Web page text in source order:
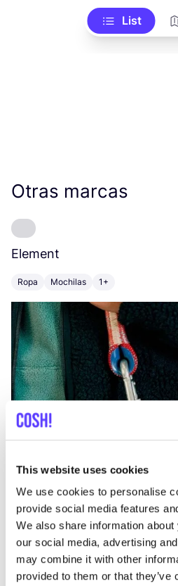
This website uses cookies
We use cookies to personalise
provide social media features
We also share information
our social media, advertising
may combine it with other
provided to them or that
List
Otras marcas
Element
Ropa Mochilas 1+